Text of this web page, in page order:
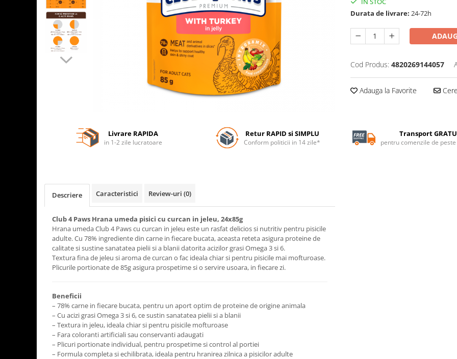
Durata de livrare: 24-72h
Cod Produs: 4820269144057
Adauga la Favorite
Livrare RAPIDA
in 1-2 zile lucratoare
Retur RAPID si SIMPLU
Conform politicii in 14 zile*
Transport
pentru comenzile de peste
Descriere Caracteristici Review-uri (0)
Club 4 Paws Hrana umeda pisici cu curcan in jeleu, 24x85g
Hrana umeda Club 4 Paws cu curcan in jeleu este un rasfat delicios si nutritiv pentru pisicile
adulte. Cu 78% ingrediente din carne in fiecare bucata, aceasta reteta asigura proteine de
calitate si sustine sanatatea pielii si a blanii datorita acizilor grasi Omega 3 si 6.
Textura fina de jeleu si aroma de curcan o fac ideala chiar si pentru pisicile mai mofturoase.
Plicurile portionate de 85g asigura prospetime si o servire usoara, in fiecare zi.
Beneficii
– 78% carne in fiecare bucata, pentru un aport optim de proteine de origine animala
– Cu acizi grasi Omega 3 si 6, ce sustin sanatatea pielii si a blanii
– Textura in jeleu, ideala chiar si pentru pisicile mofturoase
– Fara coloranti artificiali sau conservanti adaugati
– Plicuri portionate individual, pentru prospetime si control al portiei
– Formula completa si echilibrata, ideala pentru hranirea zilnica a pisicilor adulte